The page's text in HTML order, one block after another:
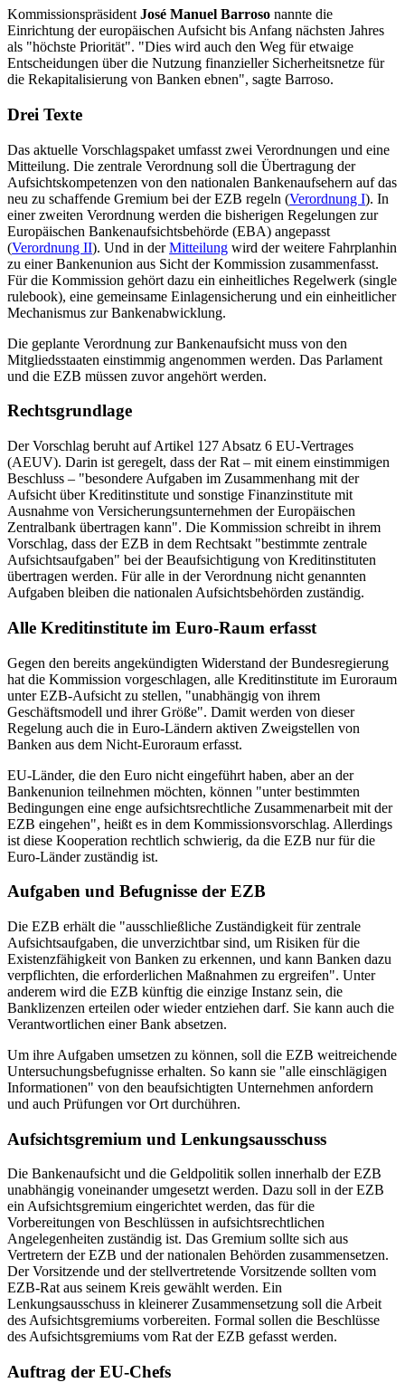
Kommissionspräsident José Manuel Barroso nannte die
Einrichtung der europäischen Aufsicht bis Anfang nächsten Jahres
als "höchste Priorität". "Dies wird auch den Weg für etwaige
Entscheidungen über die Nutzung finanzieller Sicherheitsnetze für
die Rekapitalisierung von Banken ebnen", sagte Barroso.
Drei Texte
Das aktuelle Vorschlagspaket umfasst zwei Verordnungen und eine
Mitteilung. Die zentrale Verordnung soll die Übertragung der
Aufsichtskompetenzen von den nationalen Bankenaufsehern auf das
neu zu schaffende Gremium bei der EZB regeln (Verordnung I). In
einer zweiten Verordnung werden die bisherigen Regelungen zur
Europäischen Bankenaufsichtsbehörde (EBA) angepasst
(Verordnung II). Und in derMitteilung wird der weitere Fahrplanhin
zu einer Bankenunion aus Sicht der Kommission zusammenfasst.
Für die Kommission gehört dazu ein einheitliches Regelwerk (single
rulebook), eine gemeinsame Einlagensicherung und ein einheitlicher
Mechanismus zur Bankenabwicklung.
Die geplante Verordnung zur Bankenaufsicht muss von den
Mitgliedsstaaten einstimmig angenommen werden. Das Parlament
und die EZB müssen zuvor angehört werden.
Rechtsgrundlage
Der Vorschlag beruht auf Artikel 127 Absatz 6 EU-Vertrages
(AEUV). Darin ist geregelt, dass der Rat – mit einem einstimmigen
Beschluss – "besondere Aufgaben im Zusammenhang mit der
Aufsicht über Kreditinstitute und sonstige Finanzinstitute mit
Ausnahme von Versicherungsunternehmen der Europäischen
Zentralbank übertragen kann". Die Kommission schreibt in ihrem
Vorschlag, dass der EZB in dem Rechtsakt "bestimmte zentrale
Aufsichtsaufgaben" bei der Beaufsichtigung von Kreditinstituten
übertragen werden. Für alle in der Verordnung nicht genannten
Aufgaben bleiben die nationalen Aufsichtsbehörden zuständig.
Alle Kreditinstitute im Euro-Raum erfasst
Gegen den bereits angekündigten Widerstand der Bundesregierung
hat die Kommission vorgeschlagen, alle Kreditinstitute im Euroraum
unter EZB-Aufsicht zu stellen, "unabhängig von ihrem
Geschäftsmodell und ihrer Größe". Damit werden von dieser
Regelung auch die in Euro-Ländern aktiven Zweigstellen von
Banken aus dem Nicht-Euroraum erfasst.
EU-Länder, die den Euro nicht eingeführt haben, aber an der
Bankenunion teilnehmen möchten, können "unter bestimmten
Bedingungen eine enge aufsichtsrechtliche Zusammenarbeit mit der
EZB eingehen", heißt es in dem Kommissionsvorschlag. Allerdings
ist diese Kooperation rechtlich schwierig, da die EZB nur für die
Euro-Länder zuständig ist.
Aufgaben und Befugnisse der EZB
Die EZB erhält die "ausschließliche Zuständigkeit für zentrale
Aufsichtsaufgaben, die unverzichtbar sind, um Risiken für die
Existenzfähigkeit von Banken zu erkennen, und kann Banken dazu
verpflichten, die erforderlichen Maßnahmen zu ergreifen". Unter
anderem wird die EZB künftig die einzige Instanz sein, die
Banklizenzen erteilen oder wieder entziehen darf. Sie kann auch die
Verantwortlichen einer Bank absetzen.
Um ihre Aufgaben umsetzen zu können, soll die EZB weitreichende
Untersuchungsbefugnisse erhalten. So kann sie "alle einschlägigen
Informationen" von den beaufsichtigten Unternehmen anfordern
und auch Prüfungen vor Ort durchühren.
Aufsichtsgremium und Lenkungsausschuss
Die Bankenaufsicht und die Geldpolitik sollen innerhalb der EZB
unabhängig voneinander umgesetzt werden. Dazu soll in der EZB
ein Aufsichtsgremium eingerichtet werden, das für die
Vorbereitungen von Beschlüssen in aufsichtsrechtlichen
Angelegenheiten zuständig ist. Das Gremium sollte sich aus
Vertretern der EZB und der nationalen Behörden zusammensetzen.
Der Vorsitzende und der stellvertretende Vorsitzende sollten vom
EZB-Rat aus seinem Kreis gewählt werden. Ein
Lenkungsausschuss in kleinerer Zusammensetzung soll die Arbeit
des Aufsichtsgremiums vorbereiten. Formal sollen die Beschlüsse
des Aufsichtsgremiums vom Rat der EZB gefasst werden.
Auftrag der EU-Chefs